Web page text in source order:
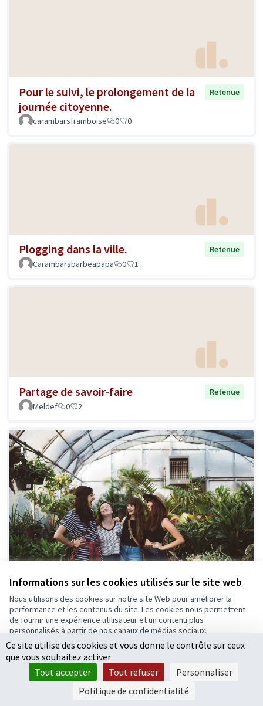
Informations sur les cookies utilisés sur le site web
Nous utilisons des cookies sur notre site Web pour améliorer la
performance et les contenus du site. Les cookies nous permettent
de fournir une expérience utilisateur et un contenu plus
personnalisés à partir de nos canaux de médias sociaux.
Tout accepter
Accepter seulement les cookies essentiels
Paramètres
Pour le suivi, le prolongement de la
journée citoyenne.
Retenue
carambarsframboise 0 0
Plogging dans la ville.
Retenue
Carambarsbarbeapapa
0 1
Partage de savoir-faire
Retenue
Meldef
0 2
Embellissez le jardin bio
Retenue
Maison Environnement
0 0
Ce site utilise des cookies et vous donne le contrôle sur ceux
que vous souhaitez activer
Tout accepter
Tout refuser
Personnaliser
Politique de confidentialité